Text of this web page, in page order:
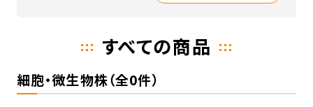
すべての商品
細胞・微生物株（全0件）